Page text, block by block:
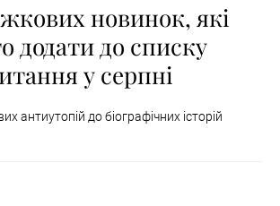
новинок, які
додати до списку
у серпні
антиутопій до біографічних історій